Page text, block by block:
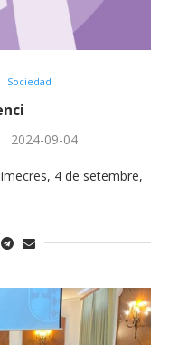
Sociedad
2024-09-04
4 de setembre,